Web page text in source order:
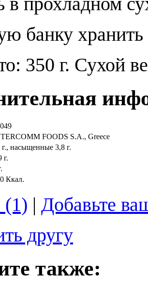
банку хранить
350 г. Сухой
FOODS S.A., Greece
г., насыщенные 3,8 г.
г.
Ккал.
| Добавьте
другу
также: